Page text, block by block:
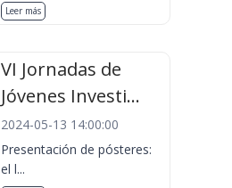
Leer más
VI Jornadas de
Jóvenes Investi...
2024-05-13 14:00:00
Presentación de pósteres:
el l...